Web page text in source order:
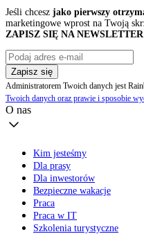
Jeśli chcesz jako pierwszy
marketingowe wprost na Twoją
ZAPISZ SIĘ NA
Zapisz się
Administratorem Twoich danych jest
Twoich danych oraz prawie i sposobie
O nas
Kim jesteśmy
Dla prasy
Dla inwestorów
Bezpieczne wakacje
Praca
Praca w IT
Szkolenia turystyczne